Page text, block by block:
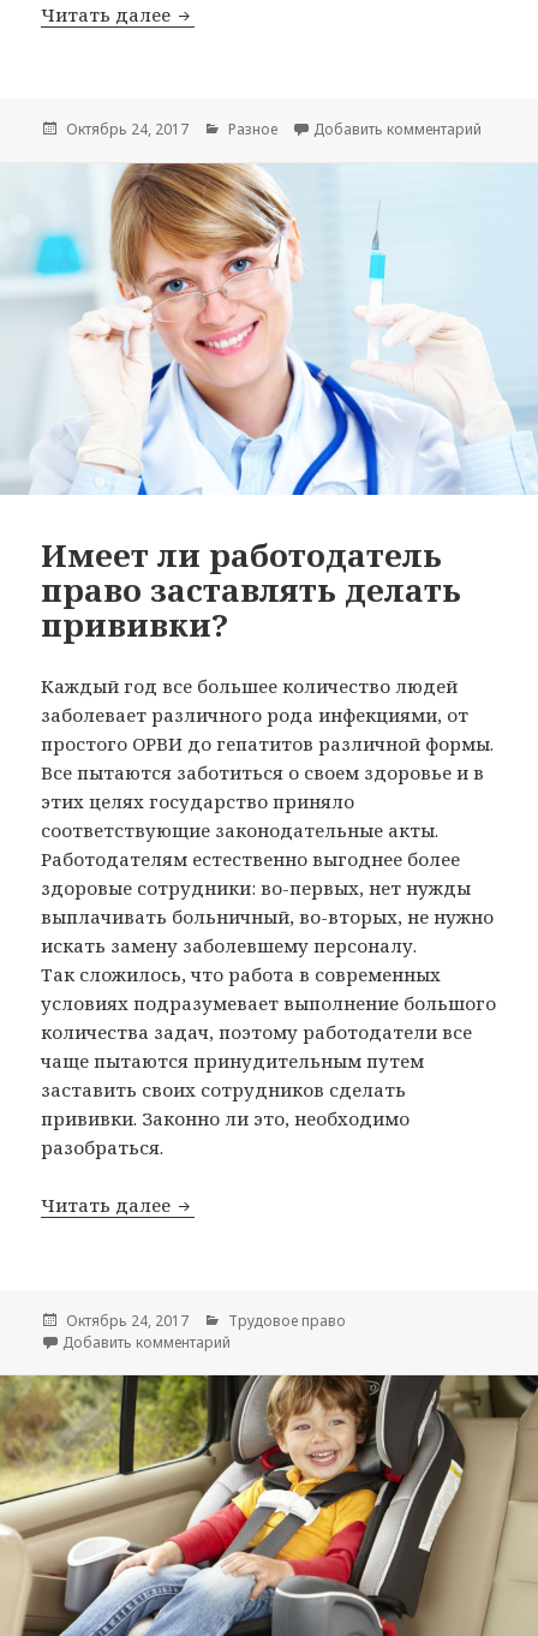
Читать далее Закон о криптовалюте в России
Опубликовано
Октябрь 24, 2017 Рубрики
Разное Добавить комментарий
Имеет ли работодатель
право заставлять делать
прививки?
Каждый год все большее количество людей
заболевает различного рода инфекциями, от
простого ОРВИ до гепатитов различной формы.
Все пытаются заботиться о своем здоровье и в
этих целях государство приняло
соответствующие законодательные акты.
Работодателям естественно выгоднее более
здоровые сотрудники: во-первых, нет нужды
выплачивать больничный, во-вторых, не нужно
искать замену заболевшему персоналу.
Так сложилось, что работа в современных
условиях подразумевает выполнение большого
количества задач, поэтому работодатели все
чаще пытаются принудительным путем
заставить своих сотрудников сделать
прививки. Законно ли это, необходимо
разобраться.
Читать далее Имеет ли работодатель право
Опубликовано
Октябрь 24, 2017 Рубрики
Трудовое право
Добавить комментарий